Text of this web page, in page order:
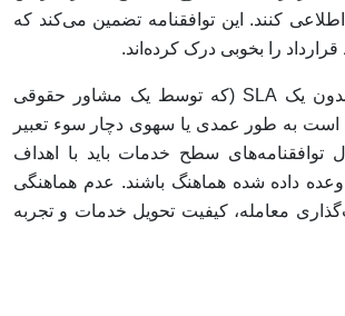
کنند. این توافقنامه تضمین می‌کند که
را بخوبی درک کرده‌اند.
هر قرارداد مهمی بدون یک SLA (که توسط یک مشاور حقوقی
است به طور عمدی یا سهوی دچار سوء تعبیر
توافقنامه‌های سطح خدمات باید با اهداف
وعده داده شده هماهنگ باشند. عدم هماهنگی
معامله، کیفیت تحویل خدمات و تجربه